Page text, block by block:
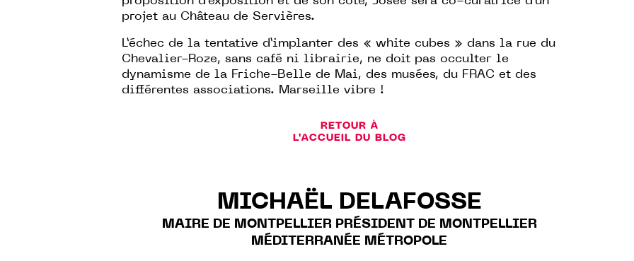
projet au Château de Servières.
L’échec de la tentative d’implanter des « white cubes » dans la rue du
Chevalier-Roze, sans café ni librairie, ne doit pas occulter le
dynamisme de la Friche-Belle de Mai, des musées, du FRAC et des
différentes associations. Marseille vibre !
RETOUR À
L'ACCUEIL DU BLOG
MICHAËL DELAFOSSE
MAIRE DE MONTPELLIER PRÉSIDENT DE MONTPELLIER
MÉDITERRANÉE MÉTROPOLE